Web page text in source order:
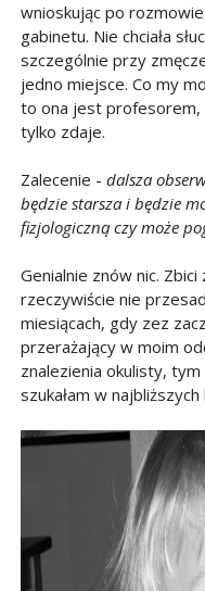
wnioskując po
gabinetu. Nie chciała
szczególnie przy
jedno miejsce. Co my
to ona jest profesorem,
tylko zdaje.
Zalecenie - dalsza
będzie starsza i będzie
fizjologiczną czy może
Genialnie znów nic.
rzeczywiście nie
miesiącach, gdy zez
przerażający w moim
znalezienia okulisty,
szukałam w najbliższych